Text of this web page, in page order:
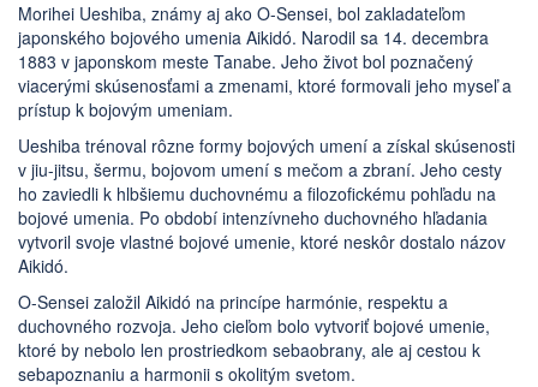
Morihei Ueshiba, známy aj ako O-Sensei, bol zakladateľom
japonského bojového umenia Aikidó. Narodil sa 14. decembra
1883 v japonskom meste Tanabe. Jeho život bol poznačený
viacerými skúsenosťami a zmenami, ktoré formovali jeho myseľ a
prístup k bojovým umeniam.
Ueshiba trénoval rôzne formy bojových umení a získal skúsenosti
v jiu-jitsu, šermu, bojovom umení s mečom a zbraní. Jeho cesty
ho zaviedli k hlbšiemu duchovnému a filozofickému pohľadu na
bojové umenia. Po období intenzívneho duchovného hľadania
vytvoril svoje vlastné bojové umenie, ktoré neskôr dostalo názov
Aikidó.
O-Sensei založil Aikidó na princípe harmónie, respektu a
duchovného rozvoja. Jeho cieľom bolo vytvoriť bojové umenie,
ktoré by nebolo len prostriedkom sebaobrany, ale aj cestou k
sebapoznaniu a harmonii s okolitým svetom.